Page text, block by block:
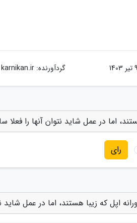
9 تیر 1403 گردآورنده:karnikan.ir
رای